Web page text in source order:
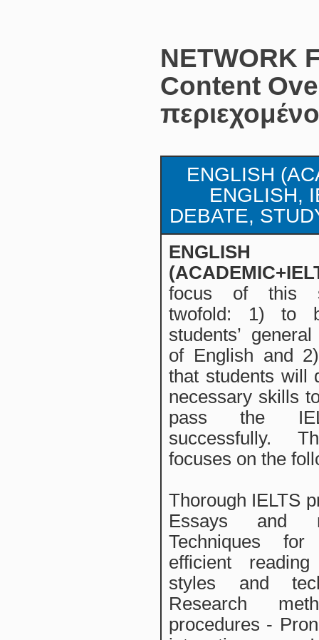
NETWORK
Content
ENGLISH
ENGLISH,
DEBATE,
ENGLISH
focus of this
twofold: 1) to
students’
of English and
that students will
necessary skills
pass the
successfully.
focuses on the
Thorough IELTS
Essays and
Techniques
efficient
styles and
Research
procedures -